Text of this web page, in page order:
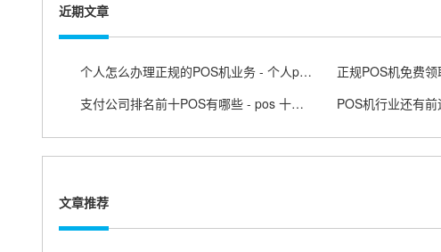
近期文章
个人怎么办理正规的POS机业务 - 个人pos机申请步骤
支付公司排名前十POS有哪些 - pos 十大支付品牌排行榜
文章推荐